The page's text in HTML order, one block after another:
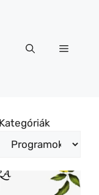
Menü
Kategóriák